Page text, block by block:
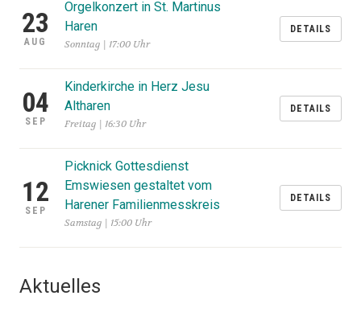
23
AUG
Orgelkonzert in St. Martinus
Haren
Sonntag | 17:00 Uhr
DETAILS
04
SEP
Kinderkirche in Herz Jesu
Altharen
Freitag | 16:30 Uhr
DETAILS
12
SEP
Picknick Gottesdienst
Emswiesen gestaltet vom
Harener Familienmesskreis
Samstag | 15:00 Uhr
DETAILS
Aktuelles